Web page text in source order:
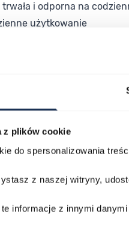
z plików cookie
do spersonalizowania
z naszej witryny,
te informacje z innymi
i odporna na
użytkowanie
dodatkowych funkcji
kolekcjonerski
jest propozycją dla
charakter edycji
precyzję
HBB001K1 to
stalowej. Zapraszamy